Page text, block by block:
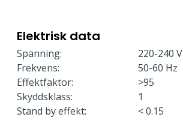
Elektrisk data
Spänning:
220-240 V
Frekvens:
50-60 Hz
Effektfaktor:
>95
Skyddsklass:
1
Stand by effekt:
< 0.15